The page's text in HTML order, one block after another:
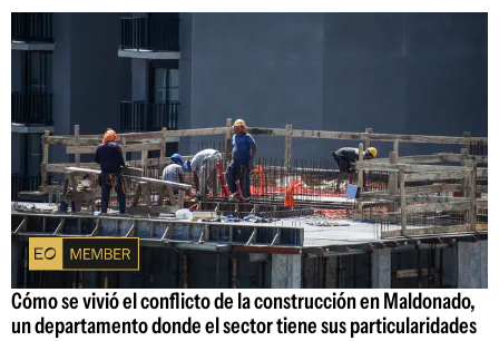
Cómo se vivió el conflicto de la construcción en Maldonado,
un departamento donde el sector tiene sus particularidades